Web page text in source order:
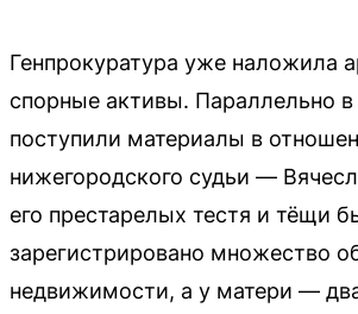
Генпрокуратура уже наложила
спорные активы. Параллельно
поступили материалы в
нижегородского судьи —
его престарелых тестя и тёщи
зарегистрировано множество
недвижимости, а у матери —